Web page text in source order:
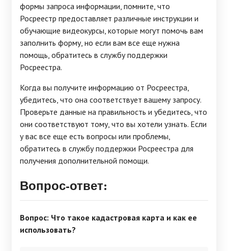
формы запроса информации, помните, что
Росреестр предоставляет различные инструкции и
обучающие видеокурсы, которые могут помочь вам
заполнить форму, но если вам все еще нужна
помощь, обратитесь в службу поддержки
Росреестра.
Когда вы получите информацию от Росреестра,
убедитесь, что она соответствует вашему запросу.
Проверьте данные на правильность и убедитесь, что
они соответствуют тому, что вы хотели узнать. Если
у вас все еще есть вопросы или проблемы,
обратитесь в службу поддержки Росреестра для
получения дополнительной помощи.
Вопрос-ответ:
Вопрос: Что такое кадастровая карта и как ее
использовать?